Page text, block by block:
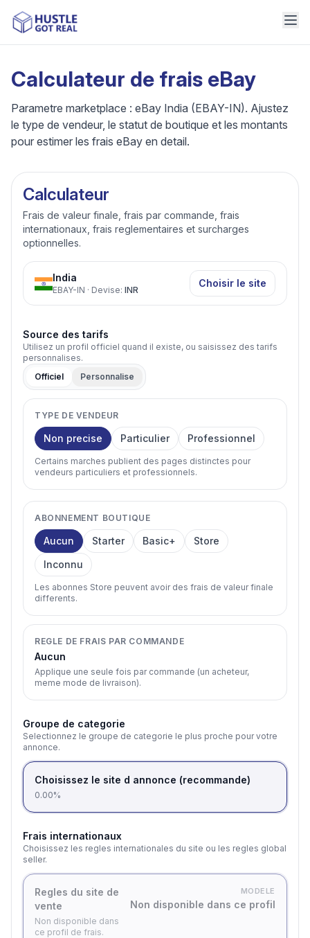
Calculateur de frais eBay
Parametre marketplace : eBay India (EBAY-IN). Ajustez
le type de vendeur, le statut de boutique et les montants
pour estimer les frais eBay en detail.
Calculateur
Frais de valeur finale, frais par commande, frais
internationaux, frais reglementaires et surcharges
optionnelles.
India
EBAY-IN · Devise: INR
Choisir le site
Source des tarifs
Utilisez un profil officiel quand il existe, ou saisissez des tarifs
personnalises.
Officiel
Personnalise
TYPE DE VENDEUR
Non precise Particulier Professionnel
Certains marches publient des pages distinctes pour
vendeurs particuliers et professionnels.
ABONNEMENT BOUTIQUE
Aucun Starter Basic+
Store
Inconnu
Les abonnes Store peuvent avoir des frais de valeur finale
differents.
REGLE DE FRAIS PAR COMMANDE
Aucun
Applique une seule fois par commande (un acheteur,
meme mode de livraison).
Groupe de categorie
Selectionnez le groupe de categorie le plus proche pour votre
annonce.
Choisissez le site d annonce (recommande)
0.00%
Frais internationaux
Choisissez les regles internationales du site ou les regles global
seller.
Regles du site de
vente
Non disponible dans
ce profil de frais.
MODELE
Non disponible dans ce profil